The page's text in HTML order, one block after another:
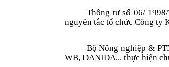
Thông tư số 06/
nguyên tắc tổ chức Công ty
Bộ Nông nghiệp &
WB, DANIDA... thực hiện